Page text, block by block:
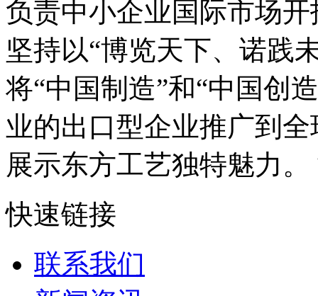
负责中小企业国际市场
坚持以“博览天下、诺践
将“中国制造”和“中国创
业的出口型企业推广到
展示东方工艺独特魅力
快速链接
联系我们